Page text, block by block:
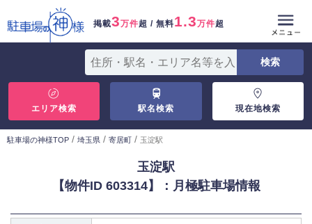
掲載3万件超 / 無料1.3万件超
エリア検索 駅名検索 現在地検索
駐車場の神様TOP / 埼玉県 / 寄居町 / 玉淀駅
玉淀駅
【物件ID 603314】：月極駐車場情報